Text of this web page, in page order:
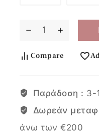
Compare
Παράδοση : 3-
Δωρεάν
άνω των €200